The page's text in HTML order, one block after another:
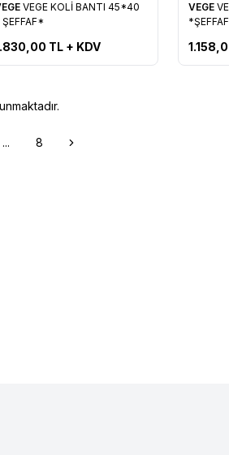
Ekle
VEGE KOLİ BANTI 45*40
TL + KDV
Yeni
VEGE
... 8